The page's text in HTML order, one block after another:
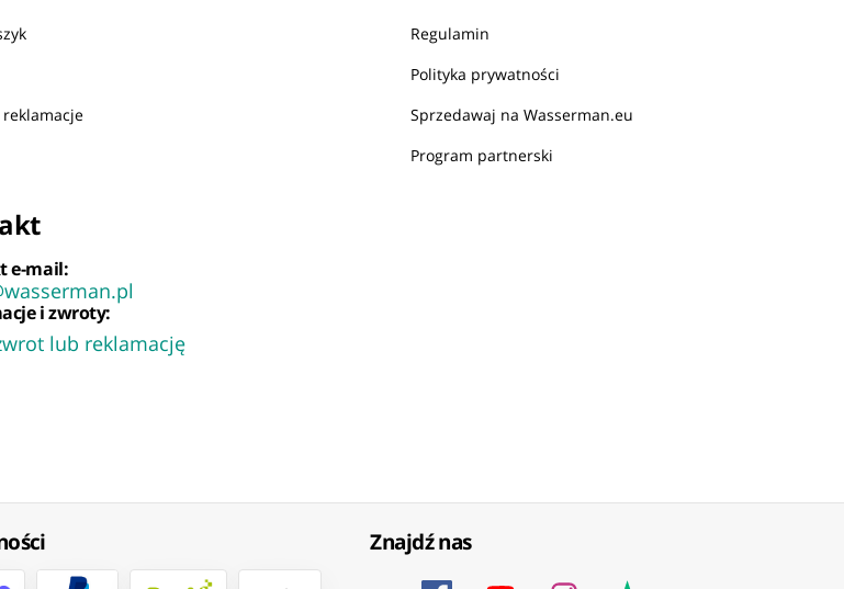
Regulamin
Polityka prywatności
Sprzedawaj na Wasserman.eu
Program partnerski
e-mail:
i zwroty:
lub reklamację
Znajdź nas